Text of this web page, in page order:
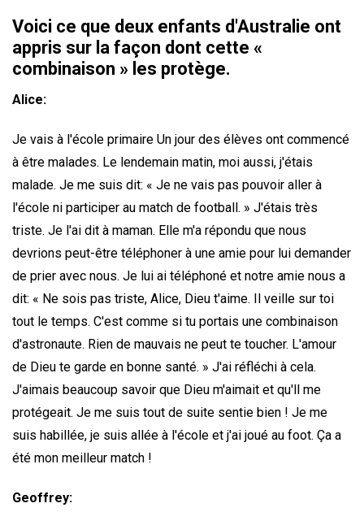
Voici ce que deux enfants d'Australie ont
appris sur la façon dont cette «
combinaison » les protège.
Alice:
Je vais à l'école primaire Un jour des élèves ont commencé
à être malades. Le lendemain matin, moi aussi, j'étais
malade. Je me suis dit: « Je ne vais pas pouvoir aller à
l'école ni participer au match de football. » J'étais très
triste. Je l'ai dit à maman. Elle m'a répondu que nous
devrions peut-être téléphoner à une amie pour lui demander
de prier avec nous. Je lui ai téléphoné et notre amie nous a
dit: « Ne sois pas triste, Alice, Dieu t'aime. Il veille sur toi
tout le temps. C'est comme si tu portais une combinaison
d'astronaute. Rien de mauvais ne peut te toucher. L'amour
de Dieu te garde en bonne santé. » J'ai réfléchi à cela.
J'aimais beaucoup savoir que Dieu m'aimait et qu'll me
protégeait. Je me suis tout de suite sentie bien ! Je me
suis habillée, je suis allée à l'école et j'ai joué au foot. Ça a
été mon meilleur match !
Geoffrey: